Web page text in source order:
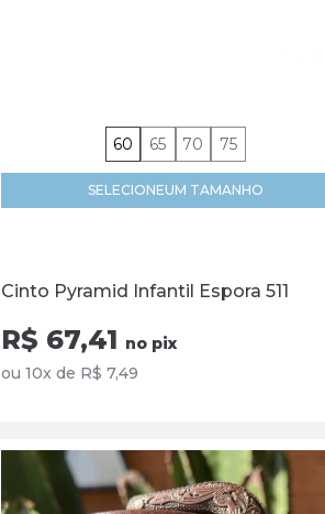
60 65 70 75
SELECIONEUM TAMANHO
Cinto Pyramid Infantil Espora 511
R$ 67,41 no pix
ou 10x de R$ 7,49